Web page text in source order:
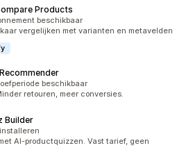
Products
beschikbaar
vergelijken met varianten en metavelden
beschikbaar
retouren, meer conversies.
Builder
AI-productquizzen. Vast tarief, geen